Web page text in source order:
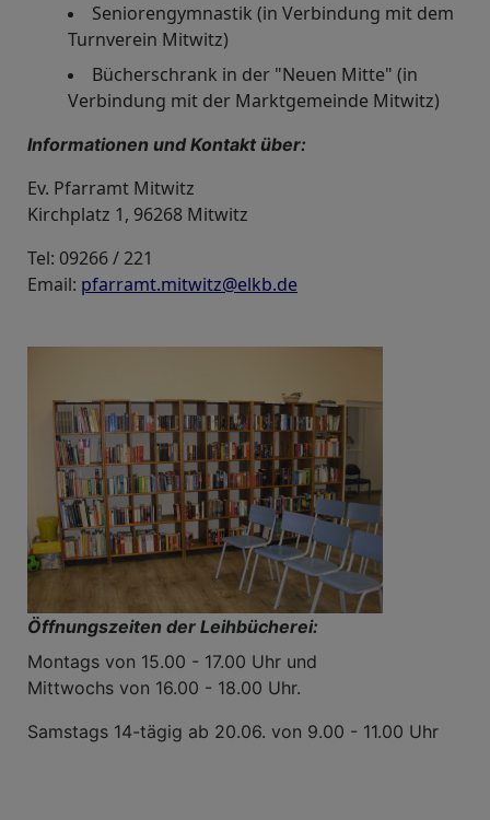
Seniorengymnastik (in Verbindung mit dem
Turnverein Mitwitz)
Bücherschrank in der "Neuen Mitte" (in
Verbindung mit der Marktgemeinde Mitwitz)
Informationen und Kontakt über:
Ev. Pfarramt Mitwitz
Kirchplatz 1, 96268 Mitwitz
Tel: 09266 / 221
Email: pfarramt.mitwitz@elkb.de
Öffnungszeiten der Leihbücherei:
Montags von 15.00 - 17.00 Uhr und
Mittwochs von 16.00 - 18.00 Uhr.
Samstags 14-tägig ab 20.06. von 9.00 - 11.00 Uhr